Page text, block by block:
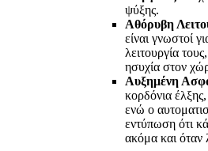
ψύξης.
Αθόρυβη
είναι γνωστοί
λειτουργία
ησυχία στον
Αυξημένη
κορδόνια
ενώ ο
εντύπωση ότι
ακόμα και όταν